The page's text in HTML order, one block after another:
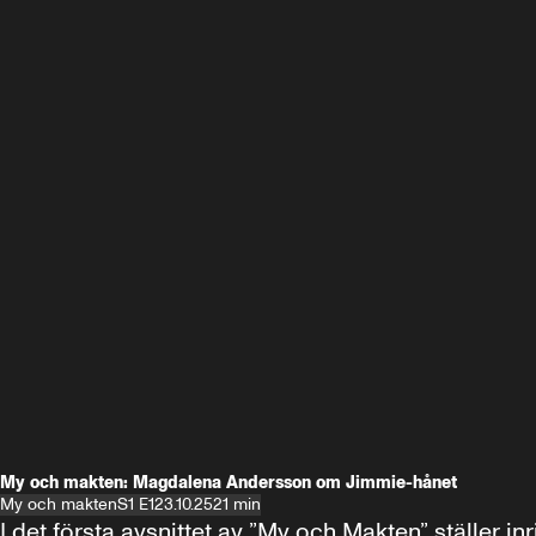
My och makten: Magdalena Andersson om Jimmie-hånet
My och maktenS1 E123.10.2521 min